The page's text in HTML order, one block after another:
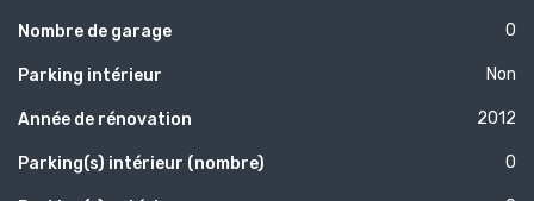
Nombre de garage 0
Parking intérieur Non
Année de rénovation 2012
Parking(s) intérieur (nombre) 0